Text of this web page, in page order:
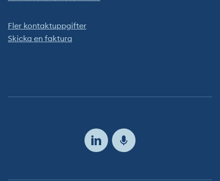
Fler kontaktuppgifter
Skicka en faktura
Följ
oss